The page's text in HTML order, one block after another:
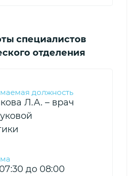
специалистов
отделения
Л.А. – врач
до 08:00